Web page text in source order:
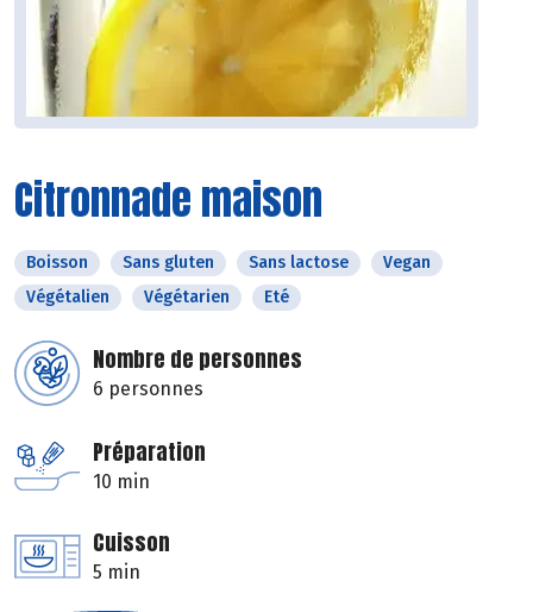
Citronnade maison
Boisson Sans gluten Sans lactose
Vegan
Végétalien
Végétarien Eté
Nombre de personnes
6 personnes
Préparation
10 min
Cuisson
5 min